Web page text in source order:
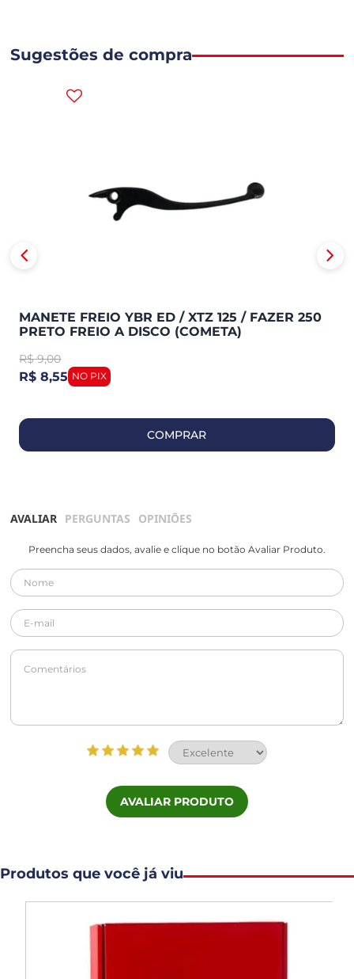
Sugestões de compra
MANETE FREIO YBR ED / XTZ 125 / FAZER 250
PRETO FREIO A DISCO (COMETA)
R$ 9,00
R$ 8,55
COMPRAR
AVALIAR PERGUNTAS OPINIÕES
Preencha seus dados, avalie e clique no botão Avaliar Produto.
AVALIAR PRODUTO
Produtos que você já viu